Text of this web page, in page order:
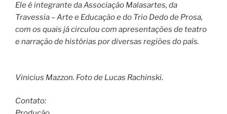
Ele é integrante da Associação Malasartes, da
Travessia – Arte e Educação e do Trio Dedo de Prosa,
com os quais já circulou com apresentações de teatro
e narração de histórias por diversas regiões do país.
Vinicius Mazzon. Foto de Lucas Rachinski.
Contato: